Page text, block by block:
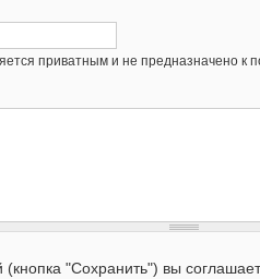
приватным и не предназначено к
"Сохранить") вы